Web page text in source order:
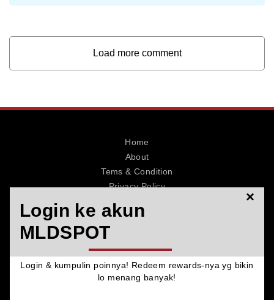
Load more comment
© 2026 MLDSPOT. All Rights Reserved.
Home
About
Tems & Condition
Privacy Policy
Login ke akun
MLDSPOT
×
Login & kumpulin poinnya! Redeem rewards-nya yg bikin
lo menang banyak!